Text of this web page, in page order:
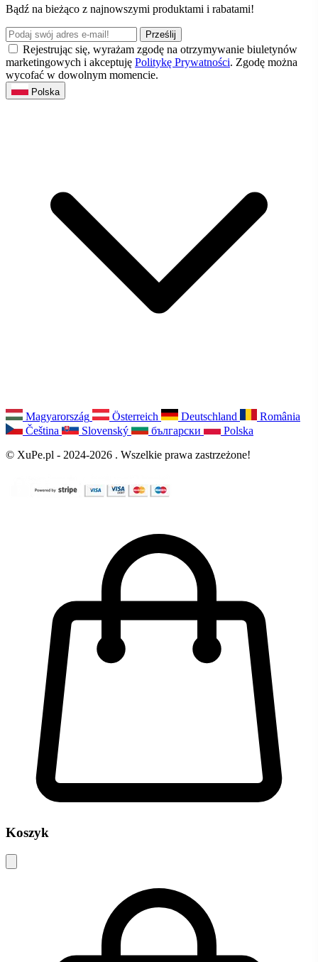
Bądź na bieżąco z najnowszymi produktami i rabatami!
Prześlij
Rejestrując się, wyrażam zgodę na otrzymywanie biuletynów
marketingowych i akceptuję Politykę Prywatności. Zgodę można
wycofać w dowolnym momencie.
Polska
Magyarország Österreich Deutschland
România
Čeština
Slovenský български
Polska
© XuPe.pl - 2024-2026 . Wszelkie prawa zastrzeżone!
Koszyk